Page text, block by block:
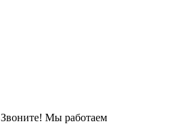
Звоните! Мы работаем